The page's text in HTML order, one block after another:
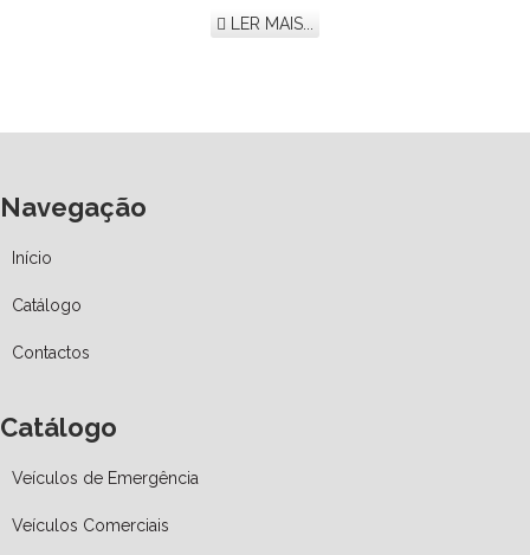
LER MAIS...
Navegação
Início
Catálogo
Contactos
Catálogo
Veículos de Emergência
Veículos Comerciais